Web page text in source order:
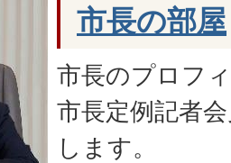
市長の部屋
市長のプロフ
市長定例記者
します。